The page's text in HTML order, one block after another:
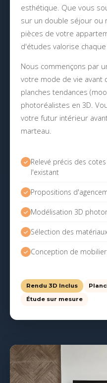
esthétique. Que vous
sur un double séjour ou
pièces de votre
d'études valorise
Nous commençons par
votre mode de vie avant
planches tendances
photoréalistes en 3D.
votre futur intérieur
marteau.
Relevé précis des
l'existant
Propositions
Modélisation 3D
Sélection des
Conception de
Rendu 3D Inclus
Étude sur mesure